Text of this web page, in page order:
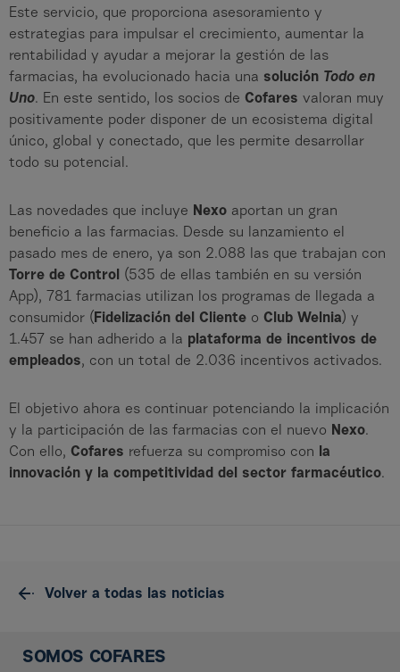
Este servicio, que proporciona asesoramiento y
estrategias para impulsar el crecimiento, aumentar la
rentabilidad y ayudar a mejorar la gestión de las
farmacias, ha evolucionado hacia una solución Todo en
Uno. En este sentido, los socios de Cofares valoran muy
positivamente poder disponer de un ecosistema digital
único, global y conectado, que les permite desarrollar
todo su potencial.
Las novedades que incluye Nexo aportan un gran
beneficio a las farmacias. Desde su lanzamiento el
pasado mes de enero, ya son 2.088 las que trabajan con
Torre de Control
(535 de ellas también en su versión
App), 781 farmacias utilizan los programas de llegada a
consumidor ( Fidelización del Cliente o Club Welnia) y
1.457 se han adherido a la plataforma de incentivos de
empleados, con un total de 2.036 incentivos activados.
El objetivo ahora es continuar potenciando la implicación
y la participación de las farmacias con el nuevo Nexo.
Con ello, Cofares refuerza su compromiso con
la
innovación y la competitividad del sector farmacéutico.
Volver a todas las noticias
SOMOS COFARES